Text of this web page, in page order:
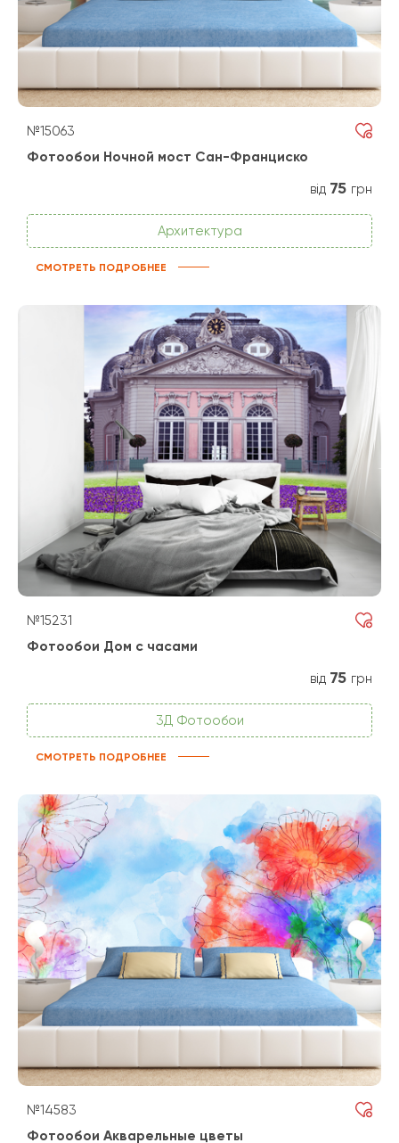
№15063
Фотообои Ночной мост Сан-Франциско
від 75 грн
Архитектура
СМОТРЕТЬ ПОДРОБНЕЕ
№15231
Фотообои Дом с часами
від 75 грн
3Д Фотообои
СМОТРЕТЬ ПОДРОБНЕЕ
№14583
Фотообои Акварельные цветы